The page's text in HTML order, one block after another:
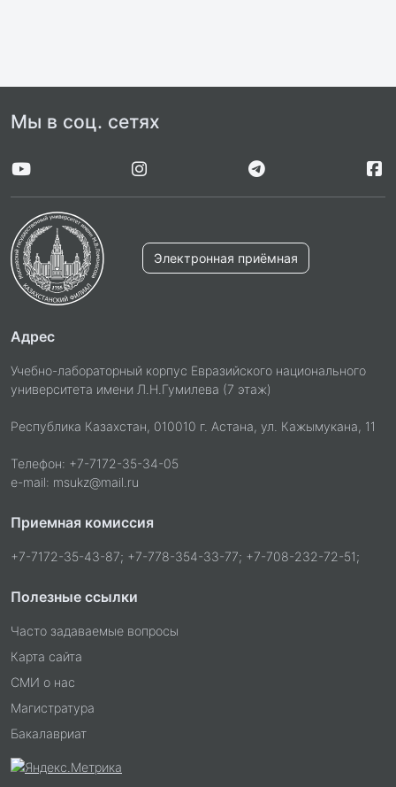
Мы в соц. сетях
Электронная приёмная
Адрес
Учебно-лабораторный корпус Евразийского национального
университета имени Л.Н.Гумилева (7 этаж)
Республика Казахстан, 010010 г. Астана, ул. Кажымукана, 11
Телефон: +7-7172-35-34-05
e-mail: msukz@mail.ru
Приемная комиссия
+7-7172-35-43-87; +7-778-354-33-77; +7-708-232-72-51;
Полезные ссылки
Часто задаваемые вопросы
Карта сайта
СМИ о нас
Магистратура
Бакалавриат